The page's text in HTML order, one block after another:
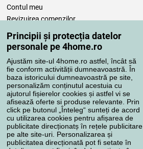
Principii și protecția datelor
personale pe 4home.ro
Ajustăm site-ul 4home.ro astfel, încât să
fie conform activității dumneavoastră. În
baza istoricului dumneavoastră pe site,
personalizăm conținutul acestuia cu
ajutorul fișierelor cookies și astfel vi se
afisează oferte si produse relevante. Prin
click pe butonul „Înteleg“ sunteți de acord
cu utilizarea cookies pentru afișarea de
publicitate direcționatș în rețele publicitare
pe alte site-uri. Personalizarea și
publicitatea direcționată pot fi setate în
Contul meu
Revizuirea comenzilor
Reclamaţii
Retragere de la contract
Regulile de procesare a recenziilor
Metode de transport
Metode de plată